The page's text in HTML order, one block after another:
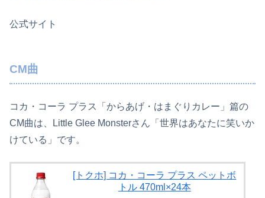
公式サイト
CM曲
コカ・コーラ プラス「からあげ・はまぐりカレー」篇の
CM曲は、Little Glee Monsterさん「世界はあなたに笑いか
けている」です。
[トクホ] コカ・コーラ プラス ペットボ
トル 470ml×24本